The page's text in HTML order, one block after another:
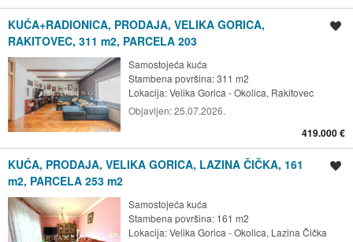
KUĆA+RADIONICA, PRODAJA, VELIKA GORICA,
RAKITOVEC, 311 m2, PARCELA 203
Samostojeća kuća
Stambena površina: 311 m2
Lokacija:Velika Gorica - Okolica, Rakitovec
Objavljen:25.07.2026.
419.000 €
KUĆA, PRODAJA, VELIKA GORICA, LAZINA ČIČKA, 161
m2, PARCELA 253 m2
Samostojeća kuća
Stambena površina: 161 m2
Lokacija:Velika Gorica - Okolica, Lazina Čička